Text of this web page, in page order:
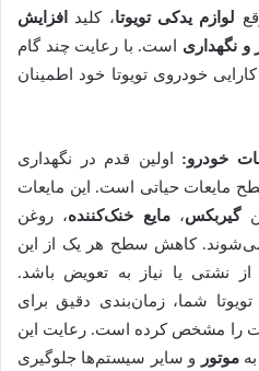
لوازم یدکی تویوتا، کلید
افزایش
و نگهداری است. با رعایت چند گام
خودروی تویوتا خود اطمینان
خودرو: اولین قدم در نگهداری
مایعات حیاتی است. این مایعات
گیربکس،مایع خنک‌کننده، روغن
کاهش سطح هر یک از این
از نشتی یا نیاز به تعویض باشد.
شما، زمان‌بندی دقیق برای
را مشخص کرده است. رعایت این
بهموتور
و سایر سیستم‌ها جلوگیری